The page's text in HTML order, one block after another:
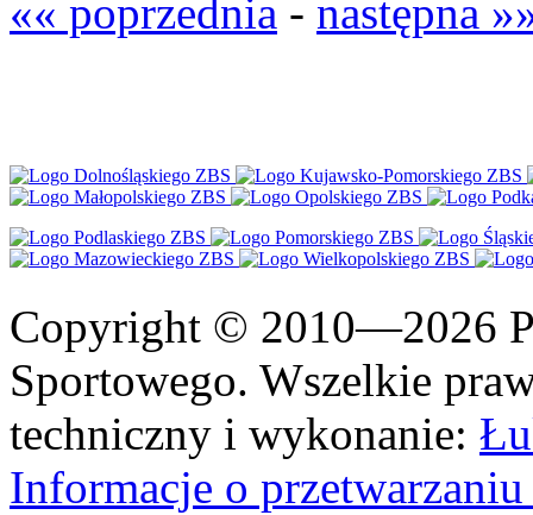
«« poprzednia - następna
Copyright © 2010—2026
Sportowego. Wszelkie
techniczny i wykonanie:
Informacje o